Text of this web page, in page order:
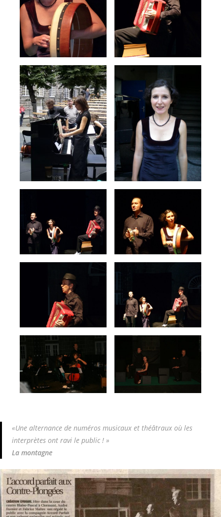
«Une alternance de numéros musicaux et théâtraux où les
interprètes ont ravi le public ! »
La montagne